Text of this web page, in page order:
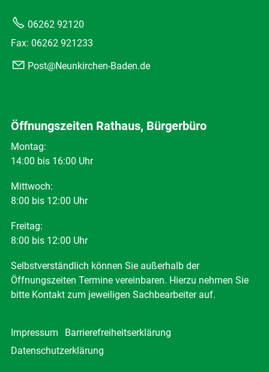
06262 92120
Fax: 06262 921233
Post@Neunkirchen-Baden.de
Öffnungszeiten Rathaus, Bürgerbüro
Montag:
14:00 bis 16:00 Uhr
Mittwoch:
8:00 bis 12:00 Uhr
Freitag:
8:00 bis 12:00 Uhr
Selbstverständlich können Sie außerhalb der
Öffnungszeiten Termine vereinbaren. Hierzu nehmen Sie
bitte Kontakt zum jeweiligen Sachbearbeiter auf.
Impressum
Barrierefreiheitserklärung
Datenschutzerklärung